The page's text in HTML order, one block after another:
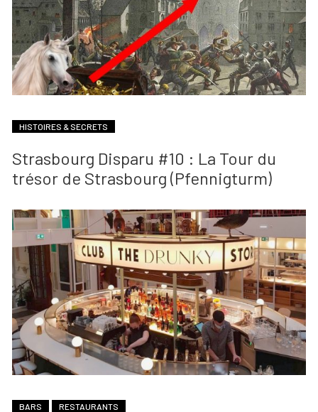
HISTOIRES & SECRETS
Strasbourg Disparu #10 : La Tour du
trésor de Strasbourg (Pfennigturm)
BARS RESTAURANTS